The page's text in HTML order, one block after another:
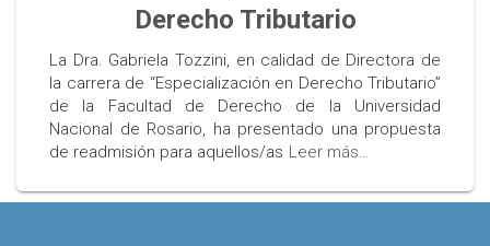
Derecho Tributario
La Dra. Gabriela Tozzini, en calidad de Directora de
la carrera de “Especialización en Derecho Tributario”
de la Facultad de Derecho de la Universidad
Nacional de Rosario, ha presentado una propuesta
de readmisión para aquellos/as Leer más…